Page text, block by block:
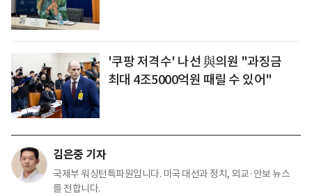
'쿠팡 저격수' 나선 與의원 "과징금
최대 4조5000억원 때릴 수 있어"
김은중 기자
국제부 워싱턴특파원입니다. 미국 대선과 정치, 외교·안보 뉴스
를 전합니다.